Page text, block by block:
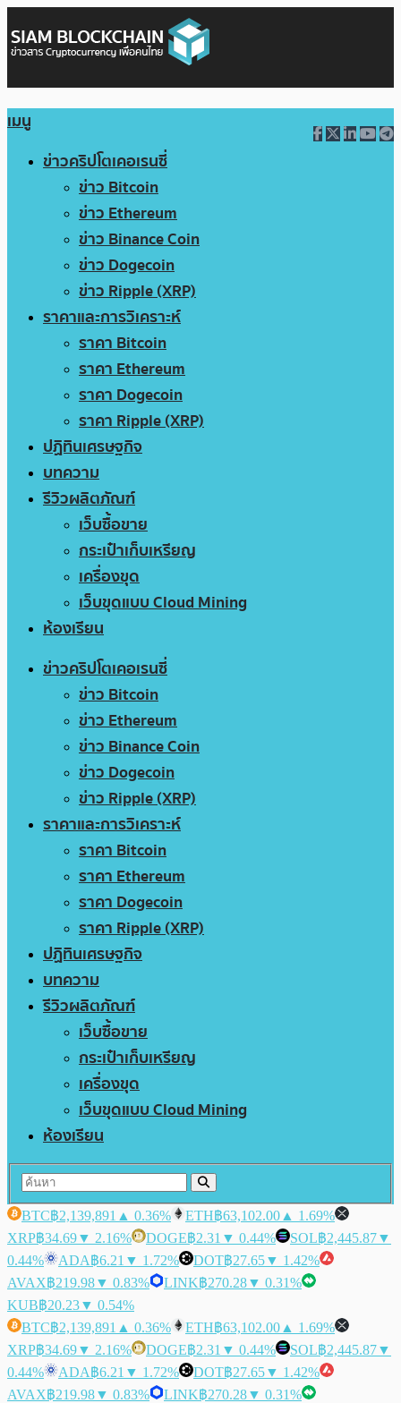
เมนู
ข่าวคริปโตเคอเรนซี่
ข่าว Bitcoin
ข่าว Ethereum
ข่าว Binance Coin
ข่าว Dogecoin
ข่าว Ripple (XRP)
ราคาและการวิเคราะห์
ราคา Bitcoin
ราคา Ethereum
ราคา Dogecoin
ราคา Ripple (XRP)
ปฏิทินเศรษฐกิจ
บทความ
รีวิวผลิตภัณฑ์
เว็บซื้อขาย
กระเป๋าเก็บเหรียญ
เครื่องขุด
เว็บขุดแบบ Cloud Mining
ห้องเรียน
ข่าวคริปโตเคอเรนซี่
ข่าว Bitcoin
ข่าว Ethereum
ข่าว Binance Coin
ข่าว Dogecoin
ข่าว Ripple (XRP)
ราคาและการวิเคราะห์
ราคา Bitcoin
ราคา Ethereum
ราคา Dogecoin
ราคา Ripple (XRP)
ปฏิทินเศรษฐกิจ
บทความ
รีวิวผลิตภัณฑ์
เว็บซื้อขาย
กระเป๋าเก็บเหรียญ
เครื่องขุด
เว็บขุดแบบ Cloud Mining
ห้องเรียน
BTC฿2,139,891 ▲ 0.36% ETH฿63,102.00 ▲ 1.69%
XRP฿34.69▼ 2.16% DOGE฿2.31 ▼ 0.44% SOL฿2,445.87▼
0.44%
ADA฿6.21 ▼ 1.72% DOT฿27.65▼ 1.42%
AVAX฿219.98▼ 0.83% LINK฿270.28▼ 0.31%
KUB฿20.23▼ 0.54%
BTC฿2,139,891 ▲ 0.36% ETH฿63,102.00 ▲ 1.69%
XRP฿34.69▼ 2.16% DOGE฿2.31 ▼ 0.44% SOL฿2,445.87▼
0.44%
ADA฿6.21 ▼ 1.72% DOT฿27.65▼ 1.42%
AVAX฿219.98▼ 0.83% LINK฿270.28▼ 0.31%